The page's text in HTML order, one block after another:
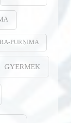
PURṆIMĀ
GYERMEK